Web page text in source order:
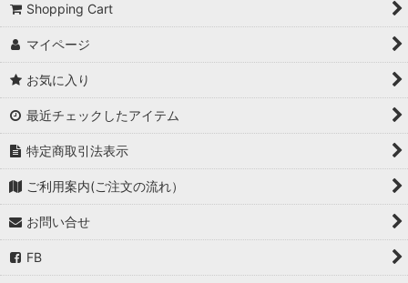
Shopping Cart
マイページ
お気に入り
最近チェックしたアイテム
特定商取引法表示
ご利用案内(ご注文の流れ）
お問い合せ
FB